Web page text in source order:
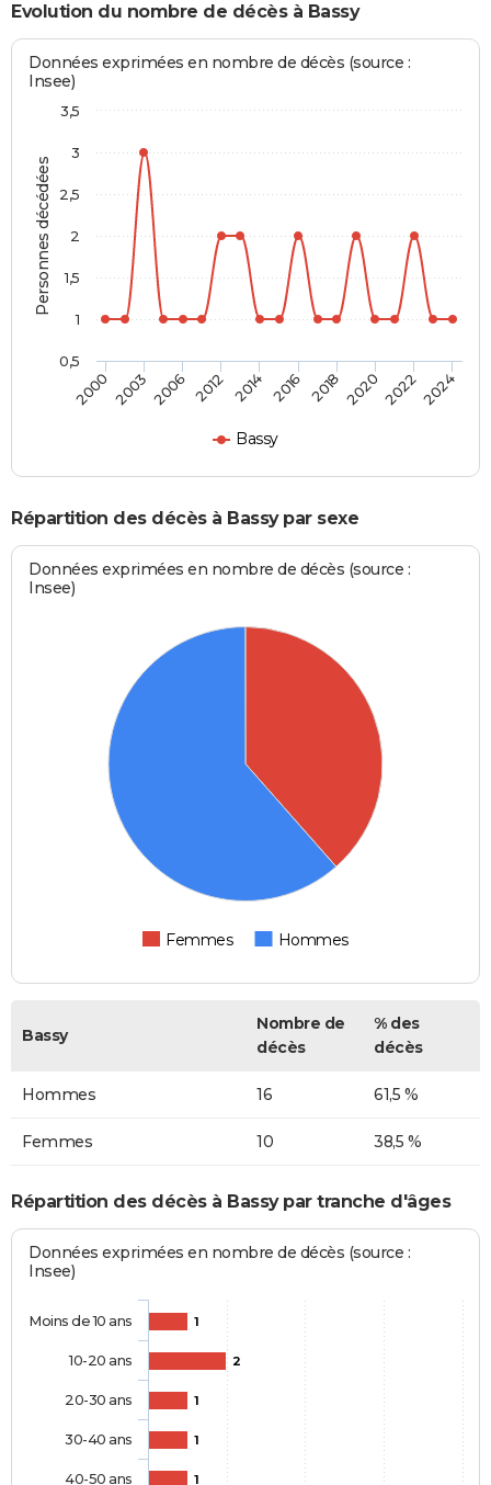
Evolution du nombre de décès à Bassy
Personnes décédées
Données exprimées en nombre de décès (source :
Insee)
Bassy
2000 20032006 2012 2014 2016 2018 202020222024
0,5
1
1,5
2
2,5
3
3,5
Répartition des décès à Bassy par sexe
Données exprimées en nombre de décès (source :
Insee)
Femmes Hommes
Bassy
Nombre de
décès
% des
décès
Hommes 16 61,5 %
Femmes 10 38,5 %
Répartition des décès à Bassy par tranche d'âges
Données exprimées en nombre de décès (source :
Insee)
1
2
1
1
1
Moins de 10 ans
10-20 ans
20-30 ans
30-40 ans
40-50 ans